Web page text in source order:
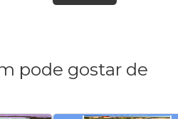
pode gostar de